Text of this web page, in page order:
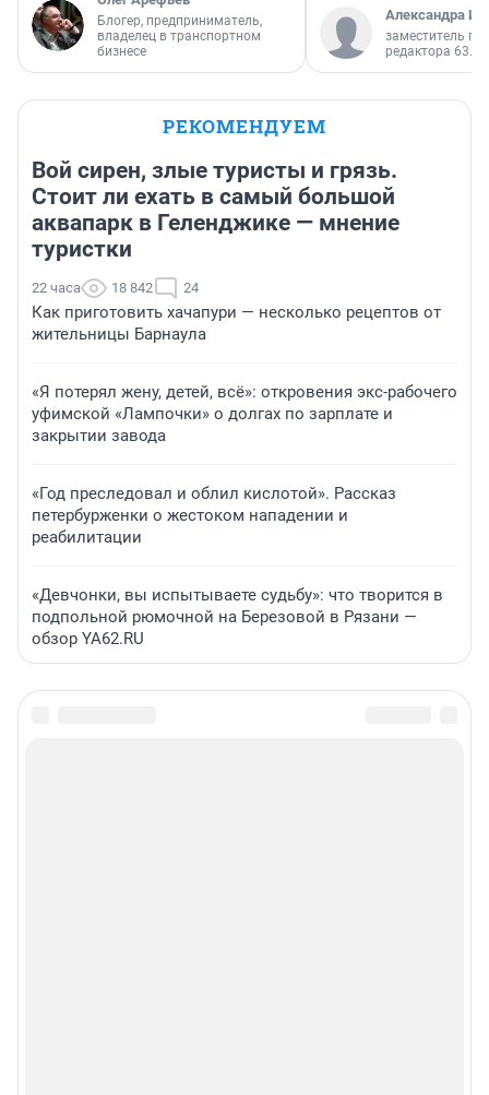
Блогер, предприниматель,
владелец в транспортном
бизнесе
Александра
заместитель
редактора 63.RU
РЕКОМЕНДУЕМ
Вой сирен, злые туристы и грязь.
Стоит ли ехать в самый большой
аквапарк в Геленджике — мнение
туристки
22 часа 18 842 24
Как приготовить хачапури — несколько рецептов от
жительницы Барнаула
«Я потерял жену, детей, всё»: откровения экс-рабочего
уфимской «Лампочки» о долгах по зарплате и
закрытии завода
«Год преследовал и облил кислотой». Рассказ
петербурженки о жестоком нападении и
реабилитации
«Девчонки, вы испытываете судьбу»: что творится в
подпольной рюмочной на Березовой в Рязани —
обзор YA62.RU